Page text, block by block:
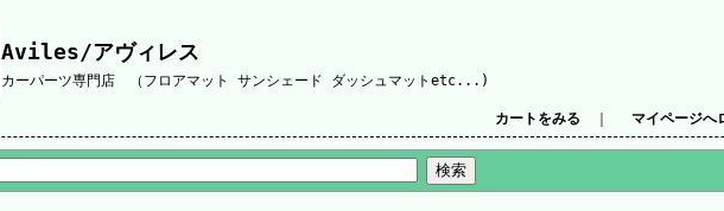
Aviles/アヴィレス
カーパーツ専門店 （フロアマット サンシェード ダッシュマットetc...)
カートをみる マイページへ